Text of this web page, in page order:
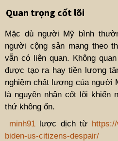
Quan trọng cốt lõi
Mặc dù người Mỹ bình
người cộng sản mang theo
vẫn có liên quan. Không
được tạo ra hay tiền lương
nghiệm chất lượng của người
là nguyên nhân cốt lõi khiến
thứ không ổn.
minh91lược dịch từ
biden-us-citizens-despair/